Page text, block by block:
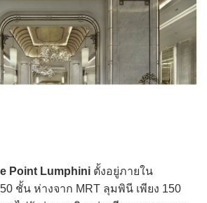
Lumphini ตั้งอยู่ภายใน
ชั้น ห่างจาก MRT ลุมพินี เพียง 150